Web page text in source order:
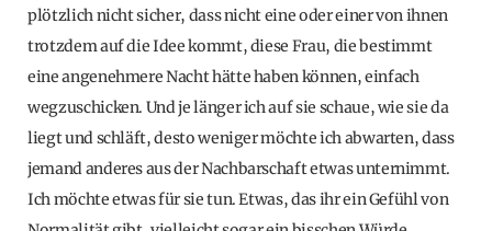
plötzlich nicht sicher, dass nicht eine oder einer von ihnen
trotzdem auf die Idee kommt, diese Frau, die bestimmt
eine angenehmere Nacht hätte haben können, einfach
wegzuschicken. Und je länger ich auf sie schaue, wie sie da
liegt und schläft, desto weniger möchte ich abwarten, dass
jemand anderes aus der Nachbarschaft etwas unternimmt.
Ich möchte etwas für sie tun. Etwas, das ihr ein Gefühl von